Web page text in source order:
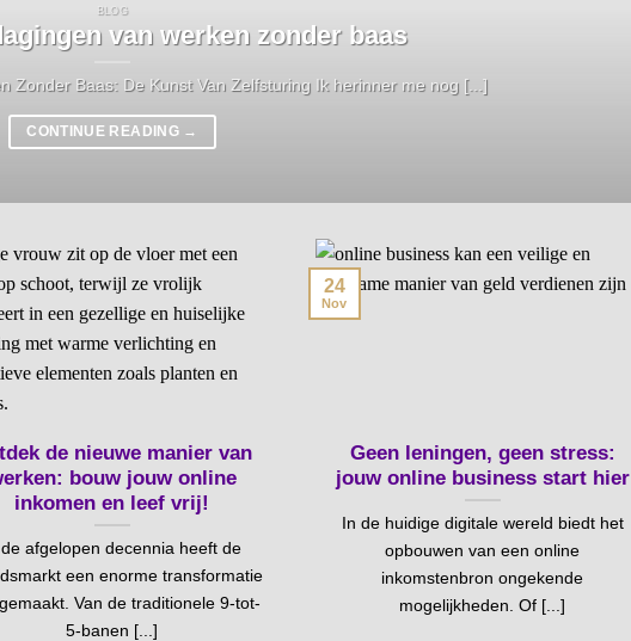
BLOG
van werken zonder baas
Zonder Baas: De Kunst Van Zelfsturing Ik herinner me nog [...]
CONTINUE READING →
de nieuwe manier van
bouw jouw online
inkomen en leef vrij!
afgelopen decennia heeft de
een enorme transformatie
Van de traditionele 9-tot-
5-banen [...]
Geen leningen, geen stress:
jouw online business start hier
In de huidige digitale wereld biedt het
opbouwen van een online
inkomstenbron ongekende
mogelijkheden. Of [...]
24
Nov